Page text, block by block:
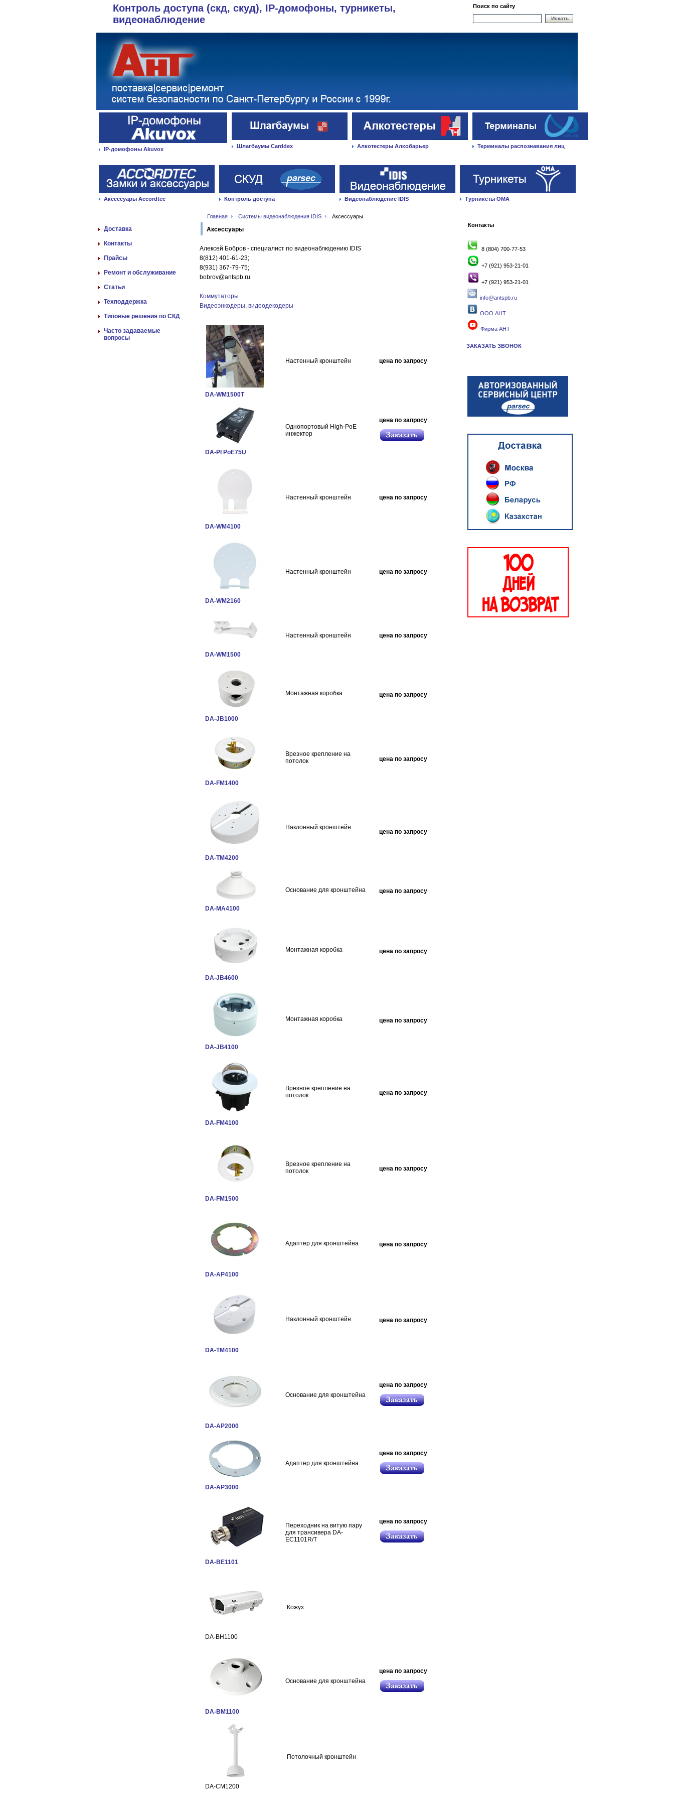
Контроль доступа (скд, скуд), IP-домофоны, турникеты,
видеонаблюдение
Поиск по сайту
Искать
IP-домофоны Akuvox Шлагбаумы Carddex Алкотестеры Алкобарьер Терминалы распознавания лиц
Аксессуары Accordtec Контроль доступа Видеонаблюдение IDIS Турникеты ОМА
Главная Системы видеонаблюдения IDIS Аксессуары
Доставка
Контакты
Прайсы
Ремонт и обслуживание
Статьи
Техподдержка
Типовые решения по СКД
Часто задаваемые
вопросы
Аксессуары
Алексей Бобров - специалист по видеонаблюдению IDIS
8(812) 401-61-23;
8(931) 367-79-75;
bobrov@antspb.ru
Коммутаторы
Видеоэнкодеры, видеодекодеры
DA-WM1500T
Настенный кронштейн цена по запросу
DA-PI PoE75U
Однопортовый High-PoE
инжектор
цена по запросу
DA-WM4100
Настенный кронштейн цена по запросу
DA-WM2160
Настенный кронштейн цена по запросу
DA-WM1500
Настенный кронштейн цена по запросу
DA-JB1000
Монтажная коробка цена по запросу
DA-FM1400
Врезное крепление на
потолок
цена по запросу
DA-TM4200
Наклонный кронштейн
цена по запросу
DA-MA4100
Основание для кронштейна цена по запросу
DA-JB4600
Монтажная коробка цена по запросу
DA-JB4100
Монтажная коробка цена по запросу
DA-FM4100
Врезное крепление на
потолок
цена по запросу
DA-FM1500
Врезное крепление на
потолок
цена по запросу
DA-AP4100
Адаптер для кронштейна цена по запросу
DA-TM4100
Наклонный кронштейн цена по запросу
DA-AP2000
Основание для кронштейна
цена по запросу
DA-AP3000
Адаптер для кронштейна
цена по запросу
DA-BE1101
Переходник на витую пару
для трансивера DA-
EC1101R/T
цена по запросу
DA-BH1100
Кожух
DA-BM1100
Основание для кронштейна
цена по запросу
DA-CM1200
Потолочный кронштейн
Контакты
8 (804) 700-77-53
+7 (921) 953-21-01
+7 (921) 953-21-01
info@antspb.ru
ООО АНТ
Фирма АНТ
ЗАКАЗАТЬ ЗВОНОК